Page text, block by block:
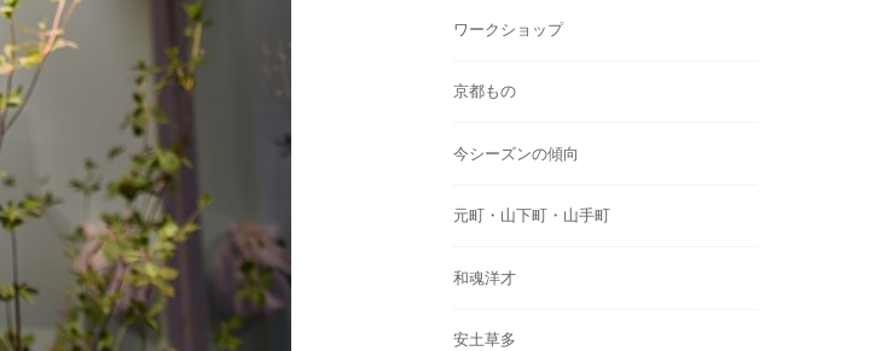
ワークショップ
京都もの
今シーズンの傾向
元町・山下町・山手町
和魂洋才
安土草多